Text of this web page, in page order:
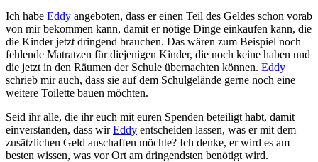
Ich habe Eddy angeboten, dass er einen Teil des Geldes schon vorab
von mir bekommen kann, damit er nötige Dinge einkaufen kann, die
die Kinder jetzt dringend brauchen. Das wären zum Beispiel noch
fehlende Matratzen für diejenigen Kinder, die noch keine haben und
die jetzt in den Räumen der Schule übernachten können. Eddy
schrieb mir auch, dass sie auf dem Schulgelände gerne noch eine
weitere Toilette bauen möchten.
Seid ihr alle, die ihr euch mit euren Spenden beteiligt habt, damit
einverstanden, dass wirEddy entscheiden lassen, was er mit dem
zusätzlichen Geld anschaffen möchte? Ich denke, er wird es am
besten wissen, was vor Ort am dringendsten benötigt wird.